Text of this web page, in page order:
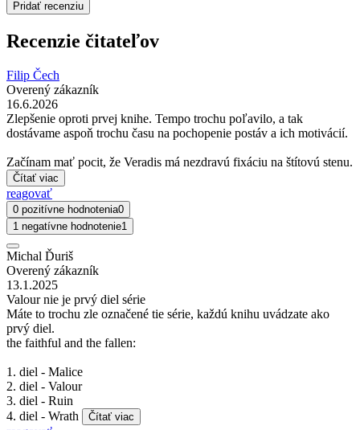
Pridať recenziu
Recenzie čitateľov
Filip Čech
Overený zákazník
16.6.2026
Zlepšenie oproti prvej knihe. Tempo trochu poľavilo, a tak
dostávame aspoň trochu času na pochopenie postáv a ich motivácií.
Začínam mať pocit, že Veradis má nezdravú fixáciu na štítovú stenu.
Čítať viac
reagovať
0 pozitívne hodnotenia0
1 negatívne hodnotenie1
Michal Ďuriš
Overený zákazník
13.1.2025
Valour nie je prvý diel série
Máte to trochu zle označené tie série, každú knihu uvádzate ako
prvý diel.
the faithful and the fallen:
1. diel - Malice
2. diel - Valour
3. diel - Ruin
4. diel - Wrath
Čítať viac